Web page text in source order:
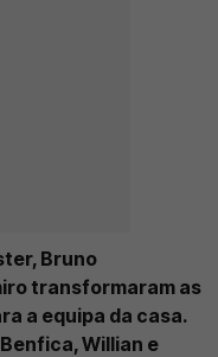
Bruno
transformaram as
a equipa da casa.
Willian e